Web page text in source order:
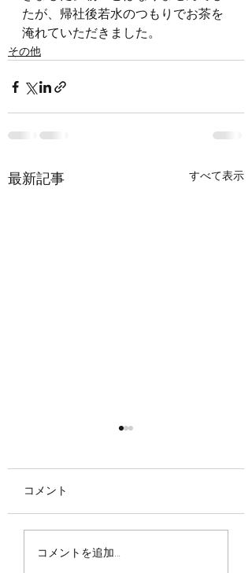
たが、帰社後若水のつもりでお茶を
淹れていただきました。
その他
最新記事 すべて表示
戻りつつある非日常
コメント
コメントを追加…